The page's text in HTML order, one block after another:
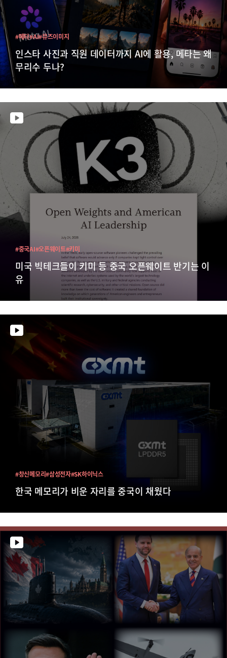
인스타 사진과 직원 데이터까지 AI에 활용, 메타는 왜
무리수 두나?
#메타#AI#뮤즈이미지
미국 빅테크들이 키미 등 중국 오픈웨이트 반기는 이
유
#중국AI#오픈웨이트#키미
한국 메모리가 비운 자리를 중국이 채웠다
#창신메모리#삼성전자#SK하이닉스